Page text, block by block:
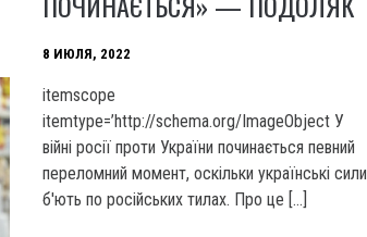
8 ИЮЛЯ, 2022
itemscope
itemtype=’http://schema.org/ImageObject У
війні росії проти України починається певний
переломний момент, оскільки українські сили
б'ють по російських тилах. Про це […]